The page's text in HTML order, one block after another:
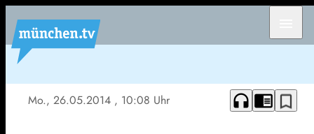
Mo., 26.05.2014 , 10:08 Uhr headphones chrome_reader_mode bookmark_border